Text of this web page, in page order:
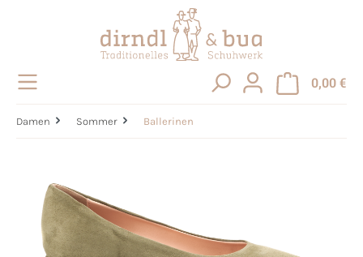
0,00 €
Damen Sommer Ballerinen